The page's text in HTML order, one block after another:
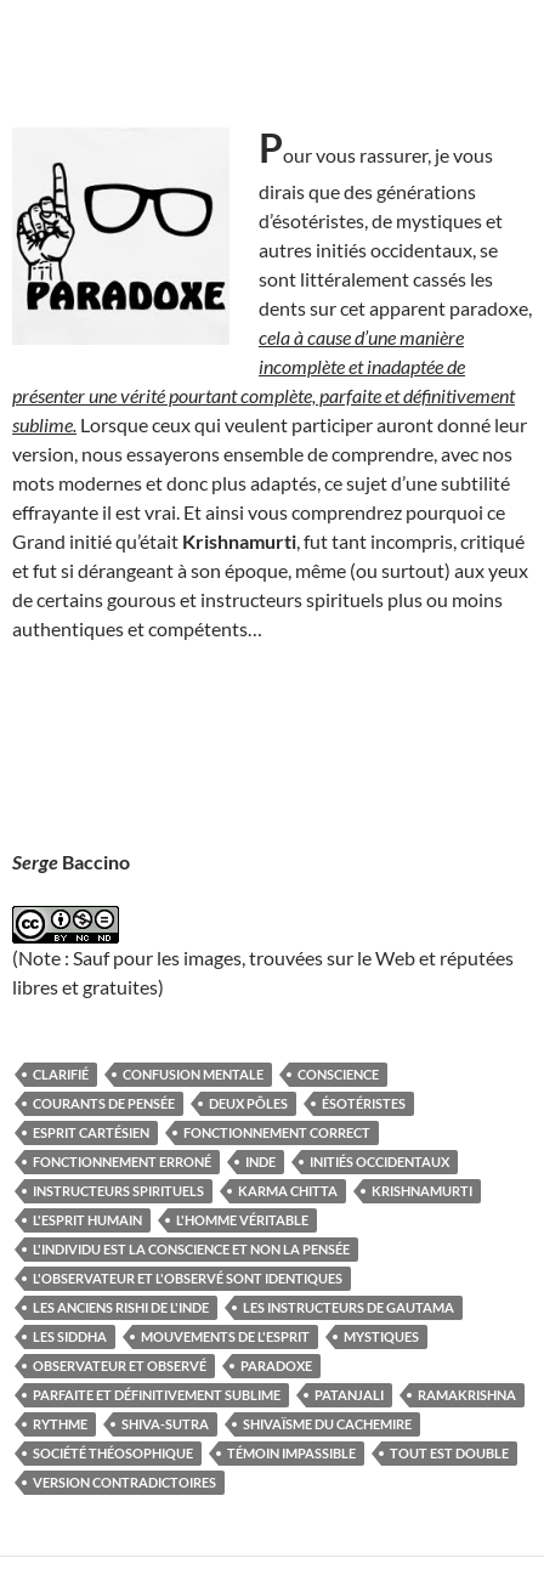
Pour vous rassurer, je vous
dirais que des générations
d’ésotéristes, de mystiques et
autres initiés occidentaux, se
sont littéralement cassés les
dents sur cet apparent paradoxe,
cela à cause d’une manière
incomplète et inadaptée de
présenter une vérité pourtant complète, parfaite et définitivement
sublime. Lorsque ceux qui veulent participer auront donné leur
version, nous essayerons ensemble de comprendre, avec nos
mots modernes et donc plus adaptés, ce sujet d’une subtilité
effrayante il est vrai. Et ainsi vous comprendrez pourquoi ce
Grand initié qu’était Krishnamurti , fut tant incompris, critiqué
et fut si dérangeant à son époque, même (ou surtout) aux yeux
de certains gourous et instructeurs spirituels plus ou moins
authentiques et compétents…
Serge Baccino
(Note : Sauf pour les images, trouvées sur le Web et réputées
libres et gratuites)
CLARIFIÉ CONFUSION MENTALE
CONSCIENCE
COURANTS DE PENSÉE
DEUX PÔLES
ÉSOTÉRISTES
ESPRIT CARTÉSIEN
FONCTIONNEMENT CORRECT
FONCTIONNEMENT ERRONÉ
INDE
INITIÉS OCCIDENTAUX
INSTRUCTEURS SPIRITUELS
KARMA CHITTA
KRISHNAMURTI
L'ESPRIT HUMAIN
L'HOMME VÉRITABLE
L'INDIVIDU EST LA CONSCIENCE ET NON LA PENSÉE
L'OBSERVATEUR ET L'OBSERVÉ SONT IDENTIQUES
LES ANCIENS RISHI DE L'INDE
LES INSTRUCTEURS DE GAUTAMA
LES SIDDHA
MOUVEMENTS DE L'ESPRIT
MYSTIQUES
OBSERVATEUR ET OBSERVÉ
PARADOXE
PARFAITE ET DÉFINITIVEMENT SUBLIME
PATANJALI
RAMAKRISHNA
RYTHME
SHIVA-SUTRA
SHIVAÏSME DU CACHEMIRE
SOCIÉTÉ THÉOSOPHIQUE
TÉMOIN IMPASSIBLE
TOUT EST DOUBLE
VERSION CONTRADICTOIRES